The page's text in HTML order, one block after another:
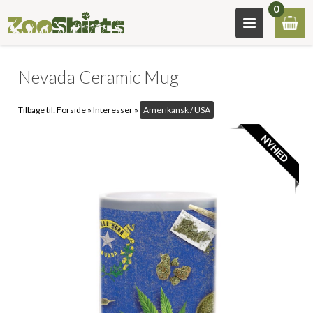
0
Nevada Ceramic Mug
Tilbage til:Forside »Interesser » Amerikansk / USA